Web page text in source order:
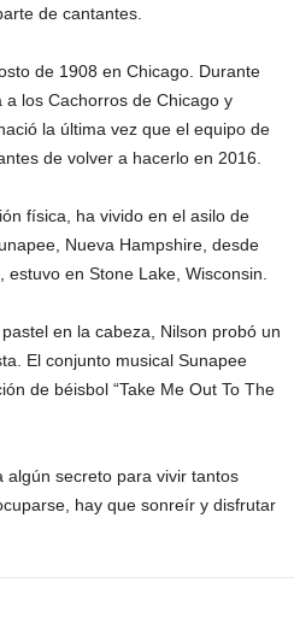
de cantantes.
de 1908 en Chicago. Durante
los Cachorros de Chicago y
la última vez que el equipo de
de volver a hacerlo en 2016.
física, ha vivido en el asilo de
Nueva Hampshire, desde
en Stone Lake, Wisconsin.
en la cabeza, Nilson probó un
El conjunto musical Sunapee
de béisbol “Take Me Out To The
secreto para vivir tantos
hay que sonreír y disfrutar